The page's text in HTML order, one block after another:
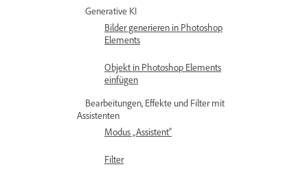
Generative KI
Bilder generieren in Photoshop
Elements
Objekt in Photoshop Elements
einfügen
Bearbeitungen, Effekte und Filter mit
Assistenten
Modus „Assistent“
Filter